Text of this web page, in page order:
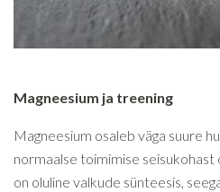
Magneesium ja treening
Magneesium osaleb väga suure
normaalse toimimise seisukohast
on oluline valkude sünteesis,